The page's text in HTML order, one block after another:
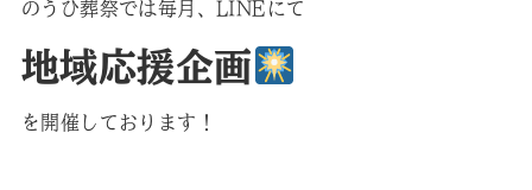
のうひ葬祭では毎月、LINEにて
地域応援企画
を開催しております！